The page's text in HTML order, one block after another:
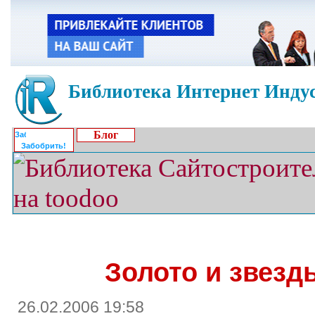
Библиотека Интернет
Забобрить!
Блог
Золото и
26.02.2006 19:58